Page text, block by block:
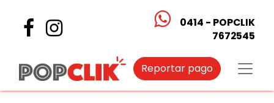
0414 - POPCLIK
7672545
Reportar pago